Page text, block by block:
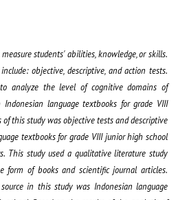
students' abilities, knowledge, or skills.
objective, descriptive, and action tests.
analyze the level of cognitive domains of
language textbooks for grade VIII
of this study was objective tests and descriptive
textbooks for grade VIII junior high school
This study used a qualitative literature study
form of books and scientific journal articles.
in this study was Indonesian language